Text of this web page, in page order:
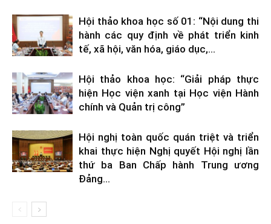
Hội thảo khoa học số 01: “Nội dung thi
hành các quy định về phát triển kinh
tế, xã hội, văn hóa, giáo dục,...
Hội thảo khoa học: “Giải pháp thực
hiện Học viện xanh tại Học viện Hành
chính và Quản trị công”
Hội nghị toàn quốc quán triệt và triển
khai thực hiện Nghị quyết Hội nghị lần
thứ ba Ban Chấp hành Trung ương
Đảng...